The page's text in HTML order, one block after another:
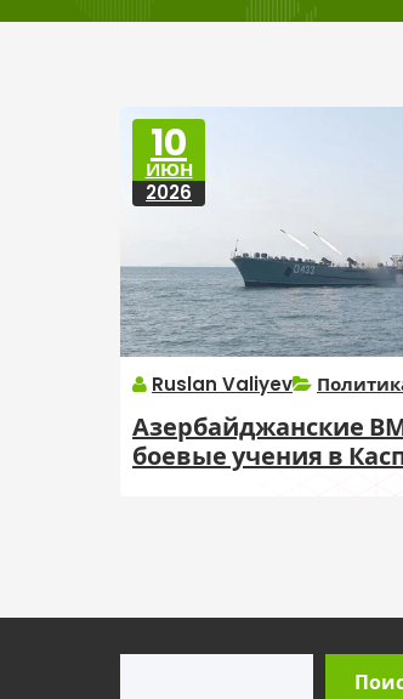
10
ИЮН
2026
Ruslan Valiyev
Азербайджанские
боевые учения в